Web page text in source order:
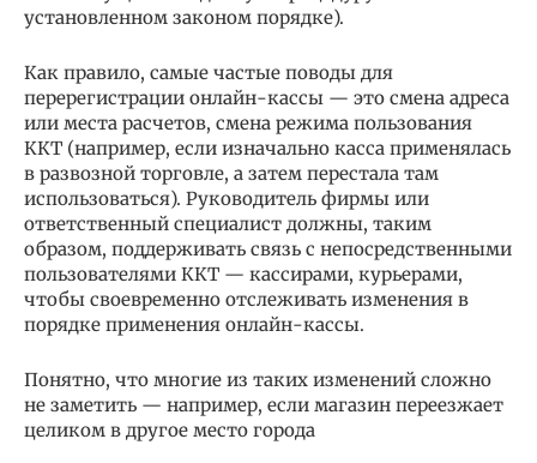
установленном законом порядке).
Как правило, самые частые поводы для
перерегистрации онлайн-кассы — это смена адреса
или места расчетов, смена режима пользования
ККТ (например, если изначально касса применялась
в развозной торговле, а затем перестала там
использоваться). Руководитель фирмы или
ответственный специалист должны, таким
образом, поддерживать связь с непосредственными
пользователями ККТ — кассирами, курьерами,
чтобы своевременно отслеживать изменения в
порядке применения онлайн-кассы.
Понятно, что многие из таких изменений сложно
не заметить — например, если магазин переезжает
целиком в другое место города